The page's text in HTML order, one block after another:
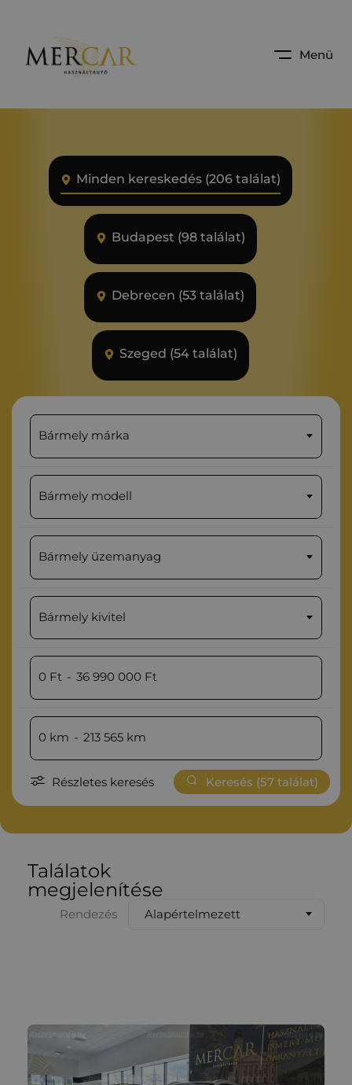
Menü
Minden kereskedés (206 találat)
Budapest (98 találat)
Debrecen (53 találat)
Szeged (54 találat)
Bármely márka
Bármely modell
Bármely üzemanyag
Bármely kivitel
0 Ft - 36 990 000 Ft
0 km - 213 565 km
Részletes keresés Keresés (57találat)
Találatok
megjelenítése
Rendezés Alapértelmezett